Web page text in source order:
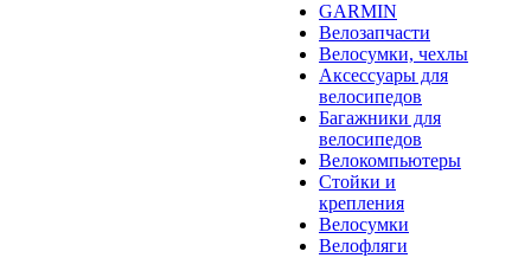
GARMIN
Велозапчасти
Велосумки, чехлы
Аксессуары для
велосипедов
Багажники для
велосипедов
Велокомпьютеры
Стойки и
крепления
Велосумки
Велофляги